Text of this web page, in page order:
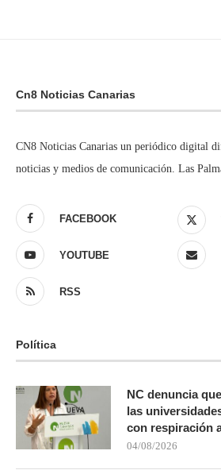
Cn8 Noticias Canarias
CN8 Noticias Canarias un periódico digital
noticias y medios de comunicación. Las
FACEBOOK
YOUTUBE
RSS
Política
NC denuncia
las
con respiración
04/08/2026